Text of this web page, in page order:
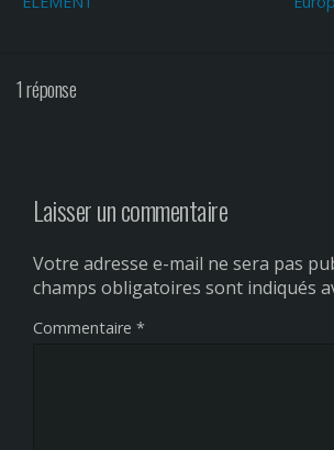
1 réponse
Laisser un commentaire
Votre adresse e-mail ne sera pas
champs obligatoires sont indiqués
Commentaire *